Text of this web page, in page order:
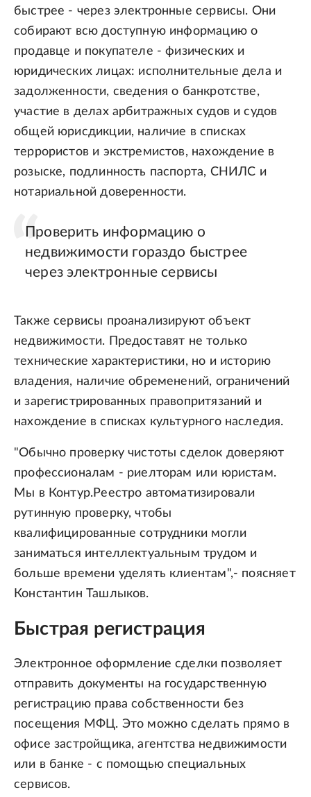
быстрее - через электронные сервисы. Они
собирают всю доступную информацию о
продавце и покупателе - физических и
юридических лицах: исполнительные дела и
задолженности, сведения о банкротстве,
участие в делах арбитражных судов и судов
общей юрисдикции, наличие в списках
террористов и экстремистов, нахождение в
розыске, подлинность паспорта, СНИЛС и
нотариальной доверенности.
Проверить информацию о
недвижимости гораздо быстрее
через электронные сервисы
Также сервисы проанализируют объект
недвижимости. Предоставят не только
технические характеристики, но и историю
владения, наличие обременений, ограничений
и зарегистрированных правопритязаний и
нахождение в списках культурного наследия.
"Обычно проверку чистоты сделок доверяют
профессионалам - риелторам или юристам.
Мы в Контур.Реестро автоматизировали
рутинную проверку, чтобы
квалифицированные сотрудники могли
заниматься интеллектуальным трудом и
больше времени уделять клиентам",- поясняет
Константин Ташлыков.
Быстрая регистрация
Электронное оформление сделки позволяет
отправить документы на государственную
регистрацию права собственности без
посещения МФЦ. Это можно сделать прямо в
офисе застройщика, агентства недвижимости
или в банке - с помощью специальных
сервисов.